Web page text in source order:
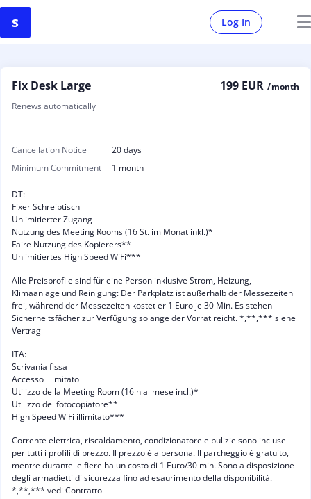
Log In
Fix Desk Large 199 EUR / month
Renews automatically
Cancellation Notice
20 days
Minimum Commitment
1 month
DT:
Fixer Schreibtisch
Unlimitierter Zugang
Nutzung des Meeting Rooms (16 St. im Monat inkl.)*
Faire Nutzung des Kopierers**
Unlimitiertes High Speed WiFi***
Alle Preisprofile sind für eine Person inklusive Strom, Heizung,
Klimaanlage und Reinigung: Der Parkplatz ist außerhalb der Messezeiten
frei, während der Messezeiten kostet er 1 Euro je 30 Min. Es stehen
Sicherheitsfächer zur Verfügung solange der Vorrat reicht. *,**,*** siehe
Vertrag
ITA:
Scrivania fissa
Accesso illimitato
Utilizzo della Meeting Room (16 h al mese incl.)*
Utilizzo del fotocopiatore**
High Speed WiFi illimitato***
Corrente elettrica, riscaldamento, condizionatore e pulizie sono incluse
per tutti i profili di prezzo. Il prezzo è a persona. Il parcheggio è gratuito,
mentre durante le fiere ha un costo di 1 Euro/30 min. Sono a disposizione
degli armadietti di sicurezza fino ad esaurimento della disponibilità.
*,**,*** vedi Contratto